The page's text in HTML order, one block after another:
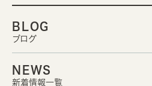
BLOG
ブログ
NEWS
新着情報一覧